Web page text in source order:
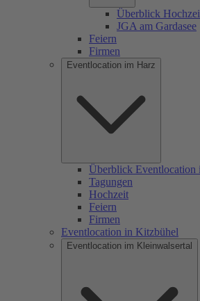
Überblick
JGA am Gardasee
Feiern
Firmen
Eventlocation im Harz
Überblick Eventlocation
Tagungen
Hochzeit
Feiern
Firmen
Eventlocation in Kitzbühel
Eventlocation im Kleinwalsertal